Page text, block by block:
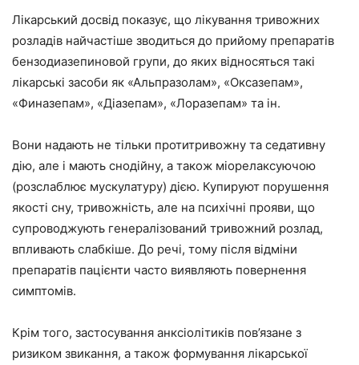
Лікарський досвід показує, що лікування тривожних
розладів найчастіше зводиться до прийому препаратів
бензодиазепиновой групи, до яких відносяться такі
лікарські засоби як «Альпразолам», «Оксазепам»,
«Финазепам», «Діазепам», «Лоразепам» та ін.
Вони надають не тільки протитривожну та седативну
дію, але і мають снодійну, а також міорелаксуючою
(розслаблює мускулатуру) дією. Купируют порушення
якості сну, тривожність, але на психічні прояви, що
супроводжують генералізований тривожний розлад,
впливають слабкіше. До речі, тому після відміни
препаратів пацієнти часто виявляють повернення
симптомів.
Крім того, застосування анксіолітиків пов’язане з
ризиком звикання, а також формування лікарської